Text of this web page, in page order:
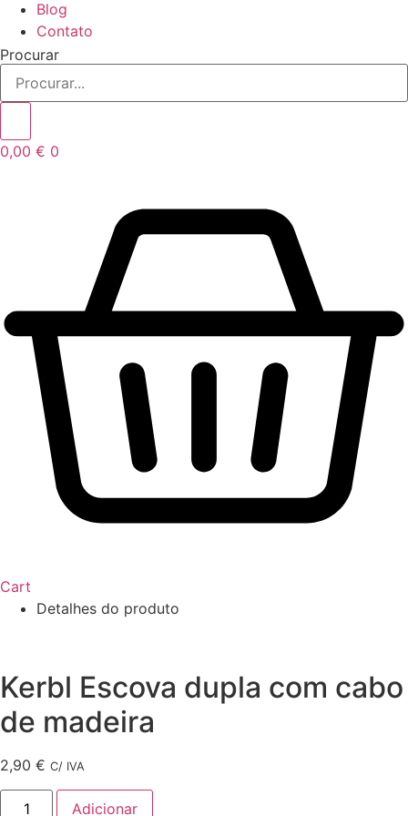
Blog
Contato
Procurar
0,00 € 0
Cart
Detalhes do produto
Kerbl Escova dupla com cabo
de madeira
2,90 € C/ IVA
Quantidade
Adicionar